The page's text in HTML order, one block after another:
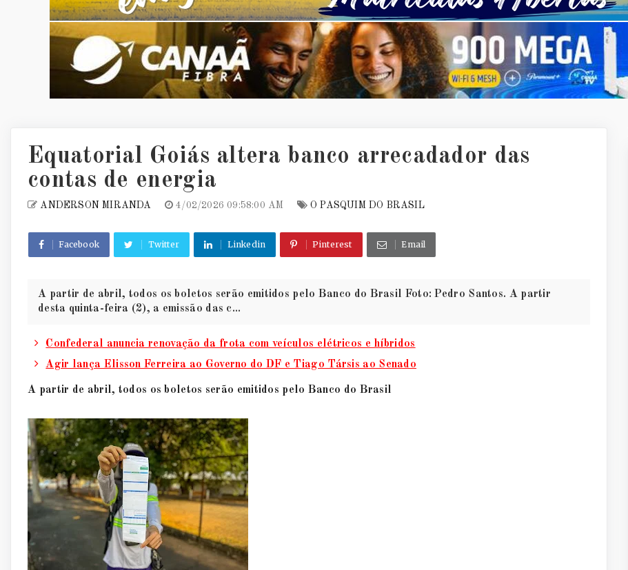
Equatorial Goiás altera banco arrecadador das
contas de energia
ANDERSON MIRANDA 4/02/2026 09:58:00 AM O PASQUIM DO BRASIL
Facebook Twitter Linkedin Pinterest Email
A partir de abril, todos os boletos serão emitidos pelo Banco do Brasil Foto: Pedro Santos. A partir
desta quinta-feira (2), a emissão das c...
Confederal anuncia renovação da frota com veículos elétricos e híbridos
Agir lança Elisson Ferreira ao Governo do DF e Tiago Társis ao Senado
A partir de abril, todos os boletos serão emitidos pelo Banco do Brasil